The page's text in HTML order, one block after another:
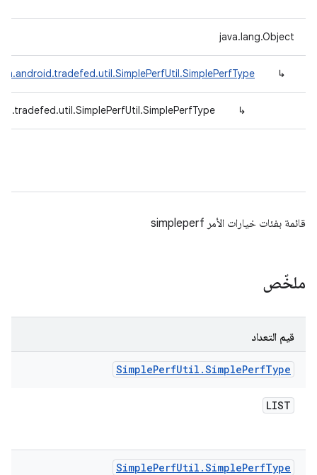
java.lang.Object
↳
↳
قائمة بفئات خيارات الأمر simpleperf
ملخّص
قيم التعداد
SimplePerfUtil .SimplePerfType
LIST
SimplePerfUtil .SimplePerfType